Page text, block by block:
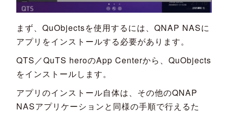
まず、QuObjectsを使用するには、QNAP NASに
アプリをインストールする必要があります。
QTS／QuTS heroのApp Centerから、QuObjects
をインストールします。
アプリのインストール自体は、その他のQNAP
NASアプリケーションと同様の手順で行えるた